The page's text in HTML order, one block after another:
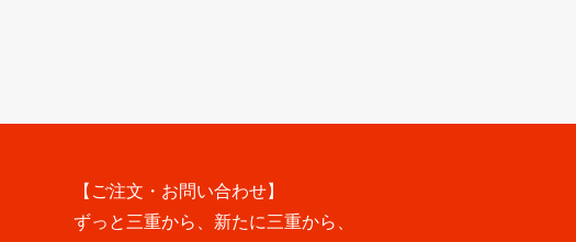
【ご注文・お問い合わせ】
ずっと三重から、新たに三重から、